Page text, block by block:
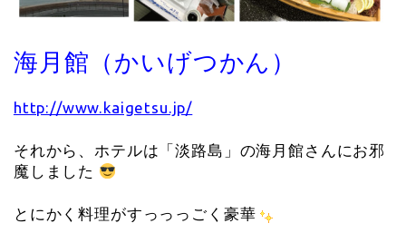
海月館（かいげつかん）
http://www.kaigetsu.jp/
それから、ホテルは「淡路島」の海月館さんにお邪
魔しました
とにかく料理がすっっっごく豪華